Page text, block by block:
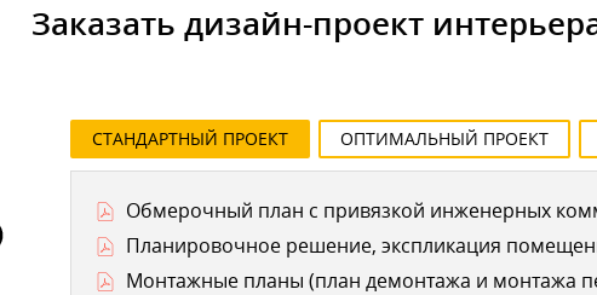
Заказать дизайн-проект
СТАНДАРТНЫЙ ПРОЕКТ ОПТИМАЛЬНЫЙ ПРОЕКТ
Обмерочный план с привязкой инженерных
Планировочное решение, экспликация
Монтажные планы (план демонтажа и монтажа